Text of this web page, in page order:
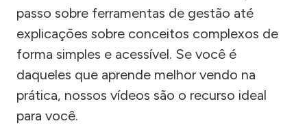
passo sobre ferramentas de gestão até
explicações sobre conceitos complexos de
forma simples e acessível. Se você é
daqueles que aprende melhor vendo na
prática, nossos vídeos são o recurso ideal
para você.